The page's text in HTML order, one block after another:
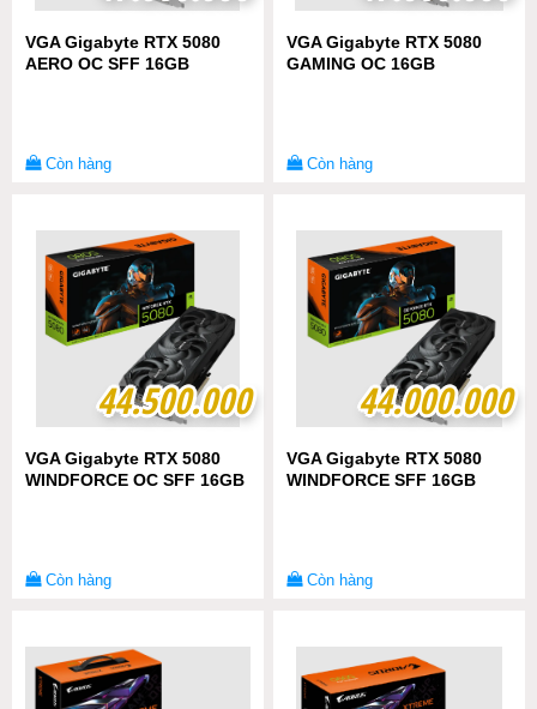
VGA Gigabyte RTX 5080
AERO OC SFF 16GB
Còn hàng
VGA Gigabyte RTX 5080
GAMING OC 16GB
Còn hàng
44.500.000
44.500.000
VGA Gigabyte RTX 5080
WINDFORCE OC SFF 16GB
Còn hàng
44.000.000
44.000.000
VGA Gigabyte RTX 5080
WINDFORCE SFF 16GB
Còn hàng